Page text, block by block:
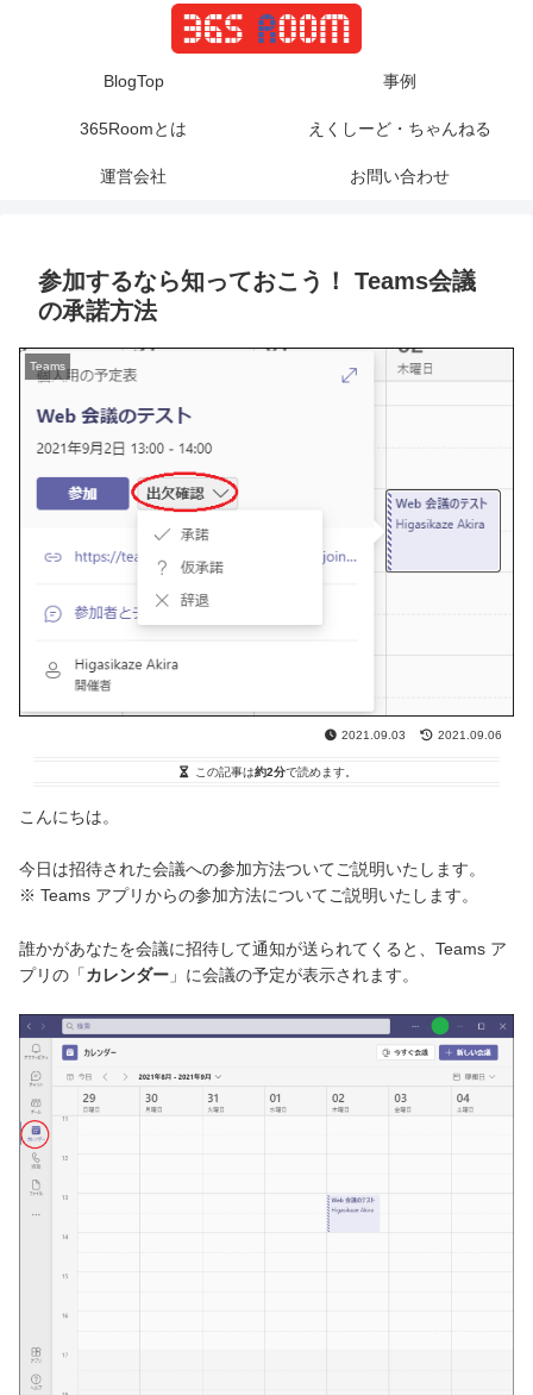
BlogTop 事例
365Roomとは えくしーど・ちゃんねる
運営会社 お問い合わせ
参加するなら知っておこう！ Teams会議
の承諾方法
Teams
2021.09.03 2021.09.06
この記事は約2分で読めます。
こんにちは。
今日は招待された会議への参加方法ついてご説明いたします。
※ Teams アプリからの参加方法についてご説明いたします。
誰かがあなたを会議に招待して通知が送られてくると、Teams ア
プリの「カレンダー 」に会議の予定が表示されます。